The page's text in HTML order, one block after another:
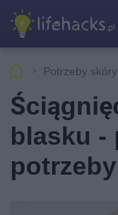
Potrzeby
blasku -